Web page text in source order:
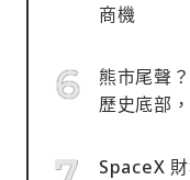
商機
熊市尾聲
歷史底部
SpaceX